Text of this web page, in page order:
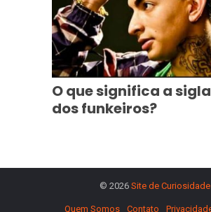
O que significa a sigla
dos funkeiros?
© 2026 Site de
Quem Somos Contato